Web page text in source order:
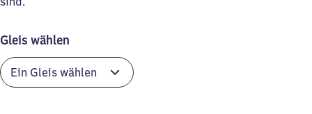
Gleis wählen